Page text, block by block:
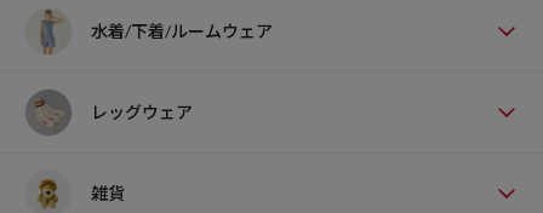
水着/下着/ルームウェア
レッグウェア
雑貨